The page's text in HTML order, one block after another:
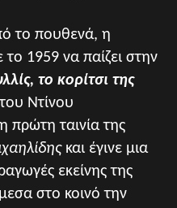
το πουθενά, η
1959 να παίζει στην
το κορίτσι της
Ντίνου
ταινία της
και έγινε μια
εκείνης της
στο κοινό την